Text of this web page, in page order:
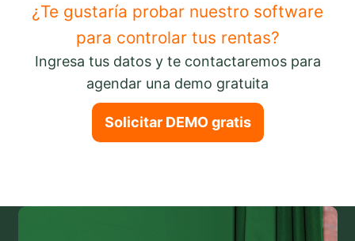
¿Te gustaría probar nuestro software
para controlar tus rentas?
Ingresa tus datos y te contactaremos para
agendar una demo gratuita
Solicitar DEMO gratis